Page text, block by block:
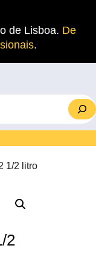
de Lisboa. De
.
1/2 litro
2